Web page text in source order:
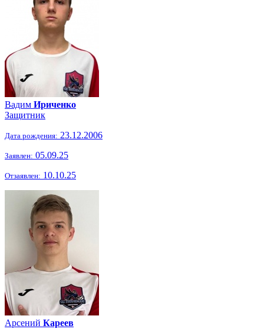
Вадим Ириченко
Защитник
Дата рождения: 23.12.2006
Заявлен: 05.09.25
Отзаявлен: 10.10.25
Арсений Кареев